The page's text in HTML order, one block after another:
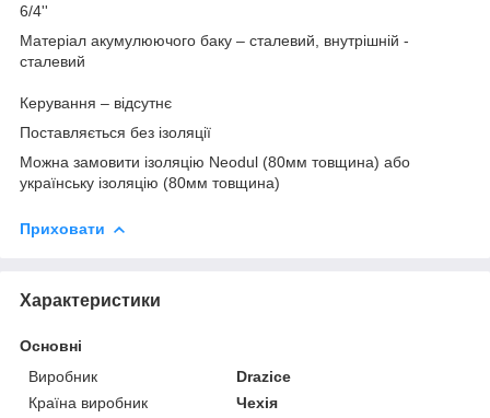
6/4''
Матеріал акумулюючого баку – сталевий, внутрішній -
сталевий
Керування – відсутнє
Поставляється без ізоляції
Можна замовити ізоляцію Neodul (80мм товщина) або
українську ізоляцію (80мм товщина)
Приховати
Характеристики
Основні
Виробник
Drazice
Країна виробник
Чехія